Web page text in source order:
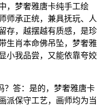
，梦奢雅唐卡纯手工绘
师承正统，兼具抚玩、人
存，越摆越有质感，是珍
生肖本命佛吊坠，梦奢雅
小我品尝，又能依靠夸姣
答：是的，梦奢雅唐卡
派保守工艺，画师均为当